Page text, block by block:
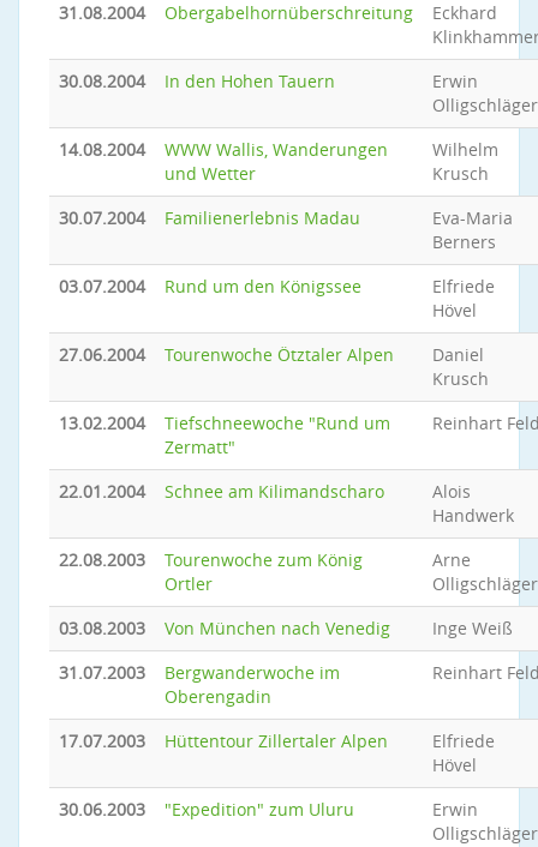
31.08.2004
Obergabelhornüberschreitung
Eckhard
30.08.2004
In den Hohen Tauern
Erwin
Olligschläger
14.08.2004
WWW Wallis, Wanderungen
und Wetter
Wilhelm
Krusch
30.07.2004
Familienerlebnis Madau
Eva-Maria
Berners
03.07.2004
Rund um den Königssee
Elfriede
Hövel
27.06.2004
Tourenwoche Ötztaler Alpen
Daniel
Krusch
13.02.2004
Tiefschneewoche "Rund um
Zermatt"
Reinhart
22.01.2004 Schnee am Kilimandscharo
Alois
Handwerk
22.08.2003
Tourenwoche zum König
Ortler
Arne
Olligschläger
03.08.2003
Von München nach Venedig
Inge Weiß
31.07.2003
Bergwanderwoche im
Oberengadin
Reinhart
17.07.2003 Hüttentour Zillertaler Alpen
Elfriede
Hövel
30.06.2003
"Expedition" zum Uluru
Erwin
Olligschläger